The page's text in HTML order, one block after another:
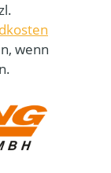
wenn